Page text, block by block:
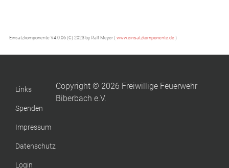
Einsatzkomponente V4.0.06 (C) 2023 by Ralf Meyer ( www.einsatzkomponente.de )
Links
Spenden
Impressum
Datenschutz
Login
Copyright © 2026 Freiwillige Feuerwehr
Biberbach e.V.